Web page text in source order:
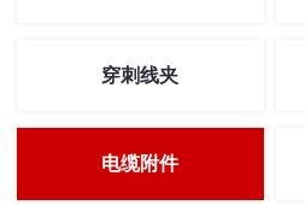
穿刺线夹
电缆附件